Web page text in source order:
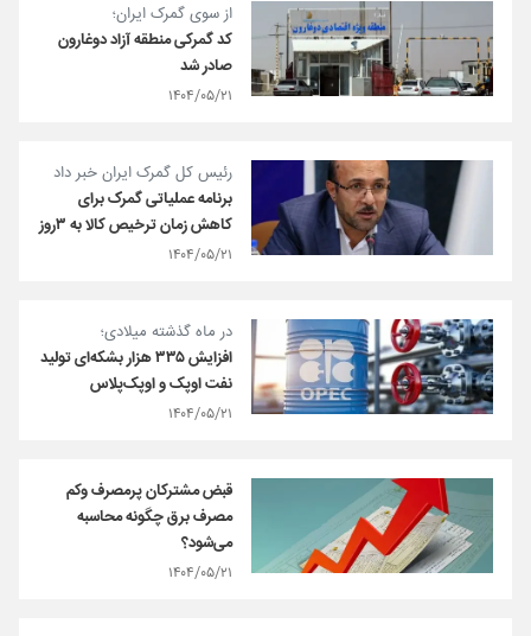
از سوی گمرک ایران؛
ﻛﺪ ﮔﻤﺮکی ﻣﻨﻄﻘﻪ آزاد دوﻏﺎرون
صادر شد
۱۴۰۴/۰۵/۲۱
رئیس کل گمرک ایران خبر داد
برنامه عملیاتی گمرک برای
کاهش زمان ترخیص کالا به ۳روز
۱۴۰۴/۰۵/۲۱
در ماه گذشته میلادی؛
افزایش ۳۳۵ هزار بشکه‌ای تولید
نفت اوپک و اوپک‌پلاس
۱۴۰۴/۰۵/۲۱
قبض مشترکان پرمصرف وکم
مصرف برق چگونه محاسبه
می‌شود؟
۱۴۰۴/۰۵/۲۱